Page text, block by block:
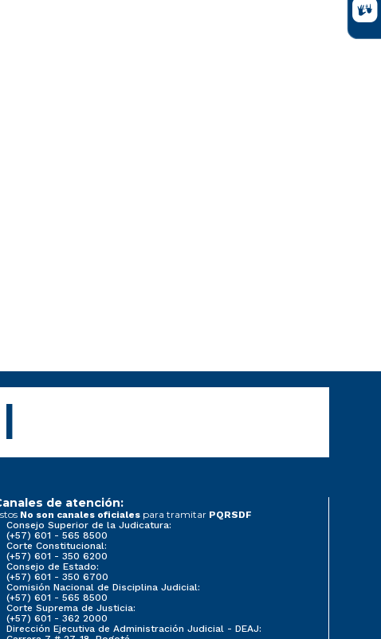
de atención:
No son canales oficiales para tramitar PQRSDF
Consejo Superior de la Judicatura:
(+57) 601 - 565 8500
Corte Constitucional:
(+57) 601 - 350 6200
Consejo de Estado:
(+57) 601 - 350 6700
Comisión Nacional de Disciplina Judicial:
(+57) 601 - 565 8500
Corte Suprema de Justicia:
(+57) 601 - 362 2000
Dirección Ejecutiva de Administración Judicial - DEAJ: